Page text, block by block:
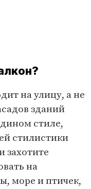
на улицу, а не
зданий
стиле,
стилистики
захотите
на
море и птичек,